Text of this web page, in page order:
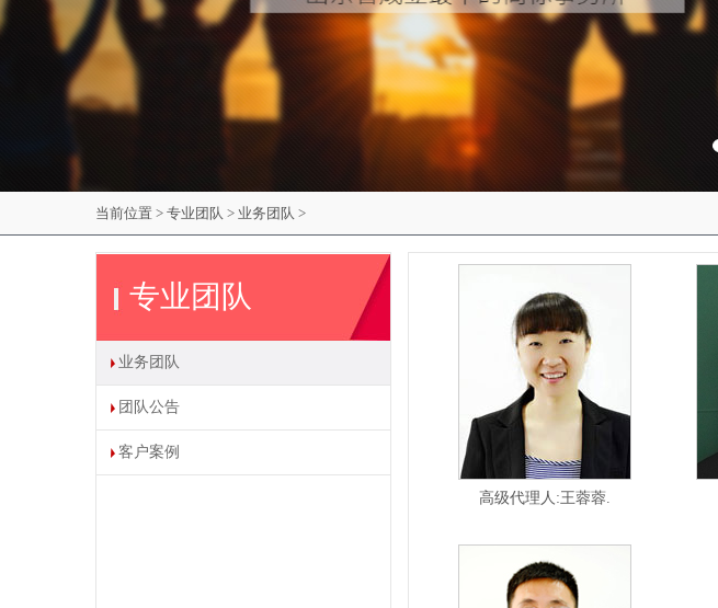
当前位置 > 专业团队 > 业务团队 >
专业团队
业务团队
团队公告
客户案例
高级代理人:王蓉蓉.